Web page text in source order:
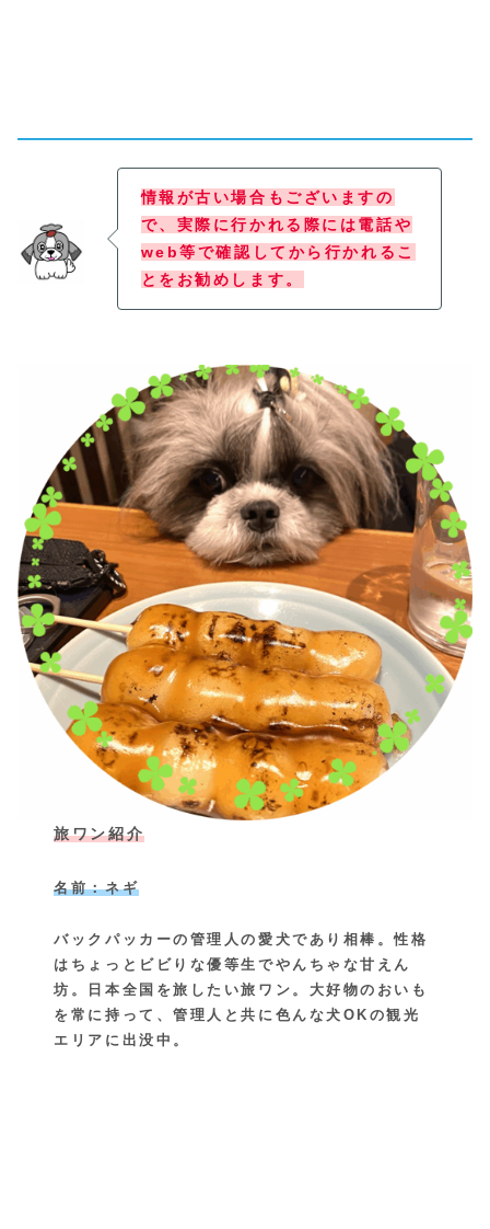
情報が古い場合もございますの
で、実際に行かれる際には電話や
web等で確認してから行かれるこ
とをお勧めします。
旅ワン紹介
名前：ネギ
バックパッカーの管理人の愛犬であり相棒。性格
はちょっとビビりな優等生でやんちゃな甘えん
坊。日本全国を旅したい旅ワン。大好物のおいも
を常に持って、管理人と共に色んな犬OKの観光
エリアに出没中。